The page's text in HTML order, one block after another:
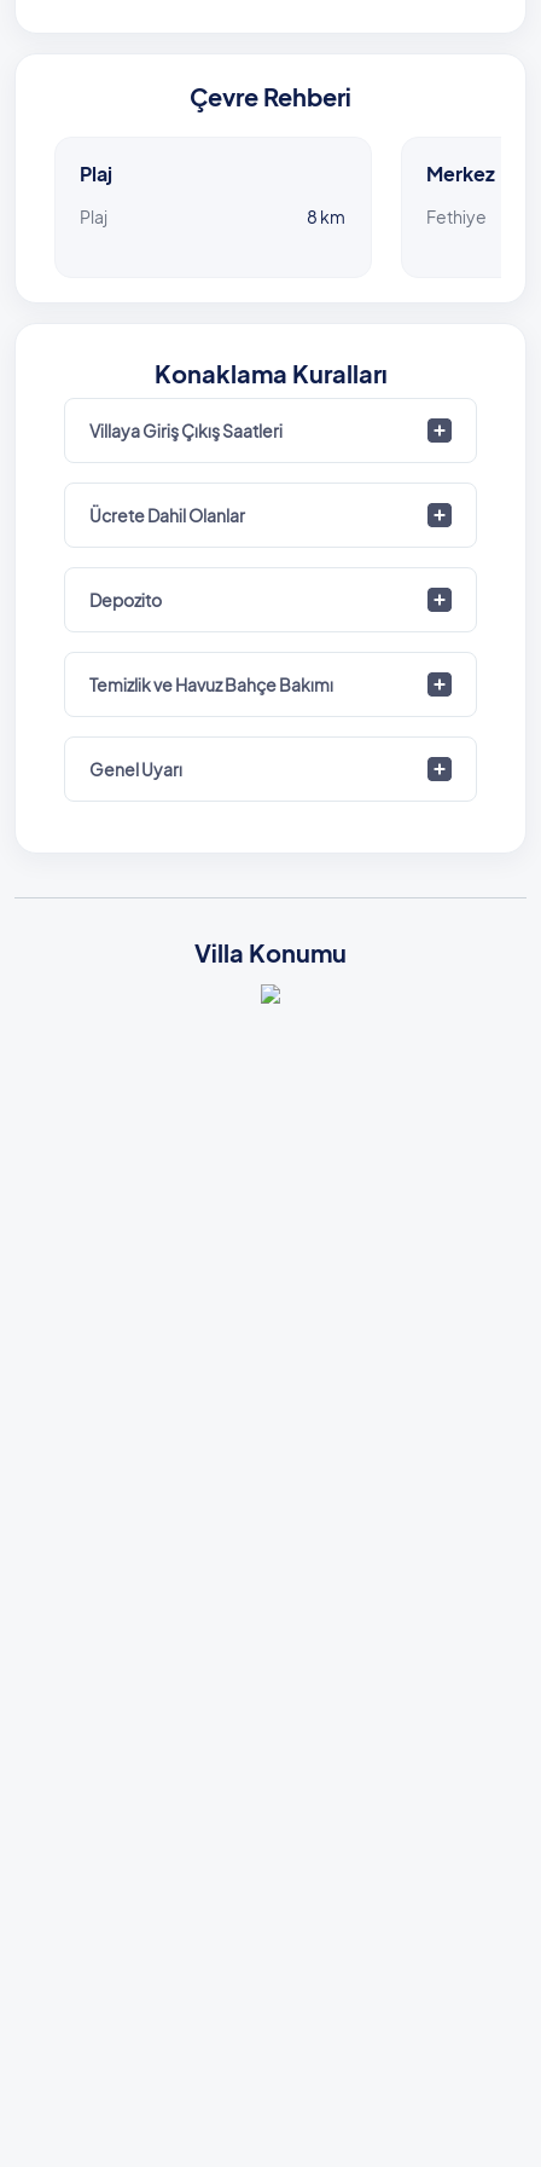
Çevre Rehberi
Plaj
Plaj 8 km
Merkez
Fethiye
Konaklama Kuralları
Villaya Giriş Çıkış Saatleri
Ücrete Dahil Olanlar
Depozito
Temizlik ve Havuz Bahçe Bakımı
Genel Uyarı
Villa Konumu